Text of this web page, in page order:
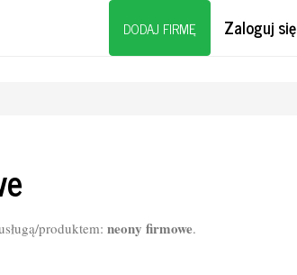
DODAJ FIRMĘ Zaloguj się
produktem: neony firmowe.